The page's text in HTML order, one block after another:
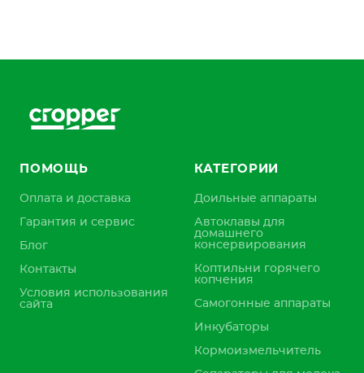
ПОМОЩЬ
Оплата и доставка
Гарантия и сервис
Блог
Контакты
Условия использования
сайта
КАТЕГОРИИ
Доильные аппараты
Автоклавы для
домашнего
консервирования
Коптильни горячего
копчения
Самогонные аппараты
Инкубаторы
Кормоизмельчитель